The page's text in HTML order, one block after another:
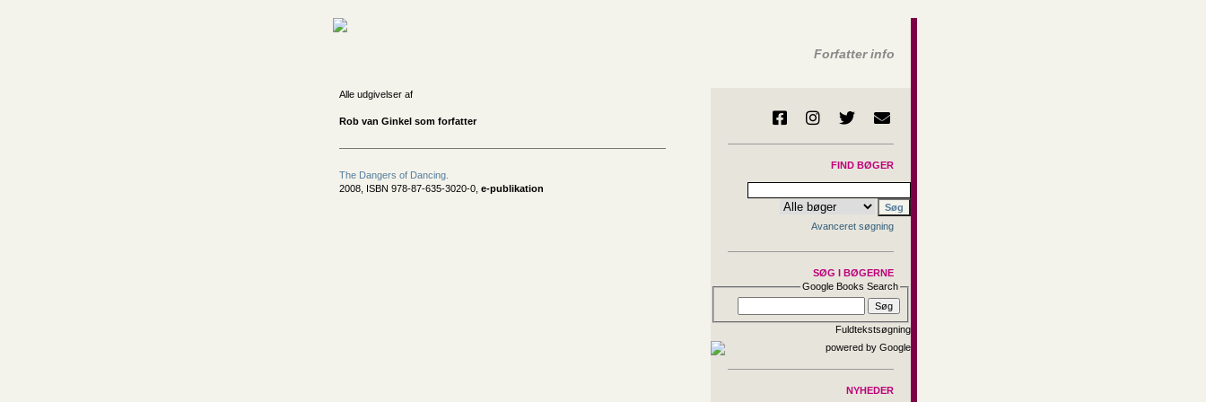
Forfatter info
Alle udgivelser af
Rob van Ginkel som forfatter
The Dangers of Dancing.
2008, ISBN 978-87-635-3020-0, e-publikation
FIND BØGER
Avanceret søgning
SØG I BØGERNE
Google Books Search
Fuldtekstsøgning
NYHEDER